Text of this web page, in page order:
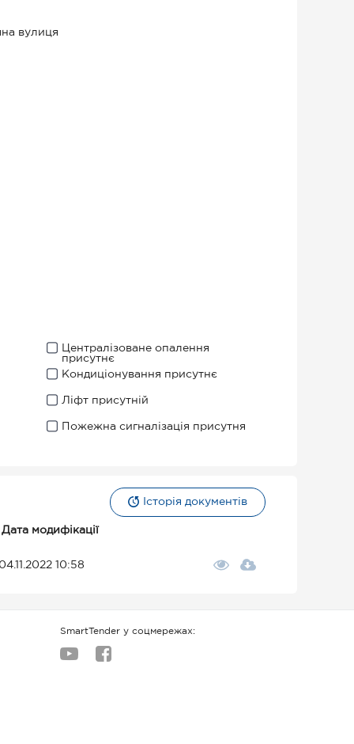
вулиця
Централізоване опалення
присутнє
Кондиціонування присутнє
Ліфт присутній
Пожежна сигналізація присутня
Історія документів
Дата модифікації
04.11.2022 10:58
SmartTender у соцмережах: